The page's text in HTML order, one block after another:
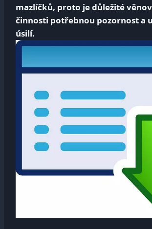
mazlíčků, proto je důležité
činnosti potřebnou pozornost a
úsilí.